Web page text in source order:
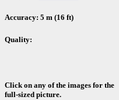
Accuracy: 5 m (16 ft)
Quality:
Click on any of the images for the
full-sized picture.